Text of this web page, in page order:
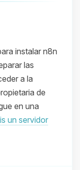
instalar n8n
las
a la
de
en una
un servidor